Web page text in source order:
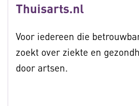
Thuisarts.nl
Voor iedereen die
zoekt over ziekte en
door artsen.